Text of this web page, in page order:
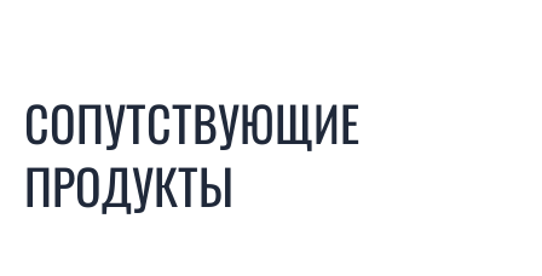
СОПУТСТВУЮЩИЕ
ПРОДУКТЫ